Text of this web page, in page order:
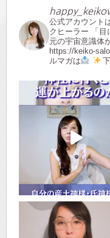
公式アカウント
クヒーラー 「
元の宇宙意識体
https://keiko-
ルマガは